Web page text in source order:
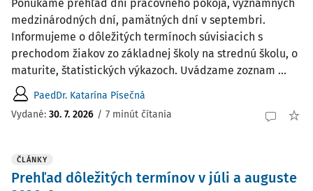
Ponúkame prehľad dní pracovného pokoja, významných
medzinárodných dní, pamätných dní v septembri.
Informujeme o dôležitých termínoch súvisiacich s
prechodom žiakov zo základnej školy na strednú školu, o
maturite, štatistických výkazoch. Uvádzame zoznam ...
PaedDr. Katarína Písečná
Vydané: 30. 7. 2026 / 7 minút čítania
ČLÁNKY
Prehľad dôležitých termínov v júli a auguste